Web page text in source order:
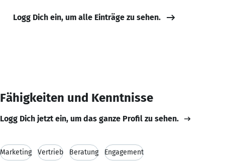
Logg Dich ein, um alle Einträge zu sehen.
Fähigkeiten und Kenntnisse
Logg Dich jetzt ein, um das ganze Profil zu sehen.
Marketing Vertrieb Beratung Engagement